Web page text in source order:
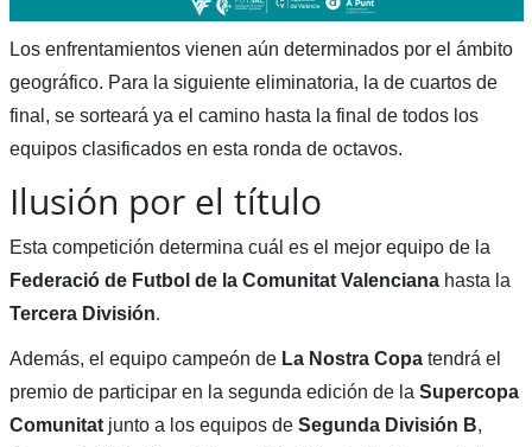
Los enfrentamientos vienen aún determinados por el ámbito
geográfico. Para la siguiente eliminatoria, la de cuartos de
final, se sorteará ya el camino hasta la final de todos los
equipos clasificados en esta ronda de octavos.
Ilusión por el título
Esta competición determina cuál es el mejor equipo de la
Federació de Futbol de la Comunitat Valenciana hasta la
Tercera División.
Además, el equipo campeón deLa Nostra Copa tendrá el
premio de participar en la segunda edición de la Supercopa
Comunitatjunto a los equipos de Segunda División B,